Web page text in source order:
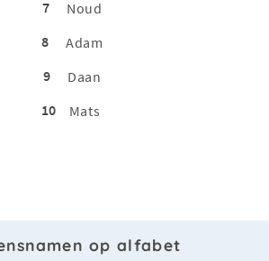
7
Noud
8
Adam
9
Daan
10
Mats
op alfabet